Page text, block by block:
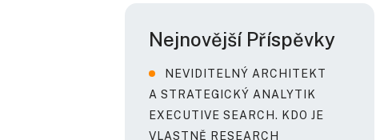
Nejnovější Příspěvky
NEVIDITELNÝ ARCHITEKT
A STRATEGICKÝ ANALYTIK
EXECUTIVE SEARCH. KDO JE
VLASTNĚ RESEARCH